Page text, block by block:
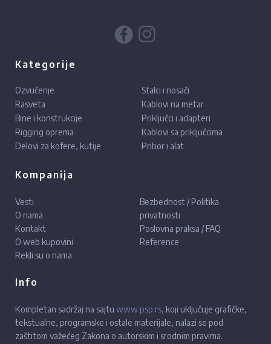
Kategorije
Ozvučenje
Rasveta
Bine i konstrukcije
Rigging oprema
Delovi za kofere, kutije
Stalci i nosači
Kablovi na metar
Priključci i adapteri
Kablovi sa priključcima
Pribor i alat
Kompanija
Vesti
O nama
Kontakt
O web kupovini
Rekli su o nama
Bezbednost / Politika
privatnosti
Poslovna praksa / FAQ
Reference
Info
Kompletan sadržaj na sajtu www.psp.rs, koji uključuje grafičke,
tekstualne, programske i ostale materijale, nalazi se pod
zaštitom važećeg Zakona o autorskim i srodnim pravima.